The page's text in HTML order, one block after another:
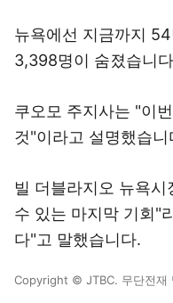
뉴욕에선 지금까지
3,398명이 숨졌습니
쿠오모 주지사는 "이
것"이라고 설명했습니
빌 더블라지오 뉴욕
수 있는 마지막 기회"
다"고 말했습니다.
Copyright © JTBC. 무단전재